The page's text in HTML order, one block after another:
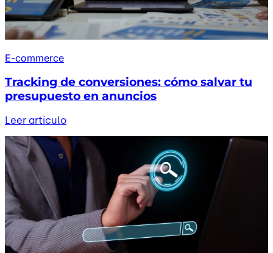
E-commerce
Tracking de conversiones: cómo salvar tu
presupuesto en anuncios
Leer artículo